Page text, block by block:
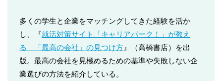
多くの学生と企業をマッチングしてきた経験を活か
し、『就活対策サイト「キャリアパーク！」が教え
る 「最高の会社」の見つけ方』（高橋書店）を出
版。最高の会社を見極めるための基準や失敗しない企
業選びの方法を紹介している。